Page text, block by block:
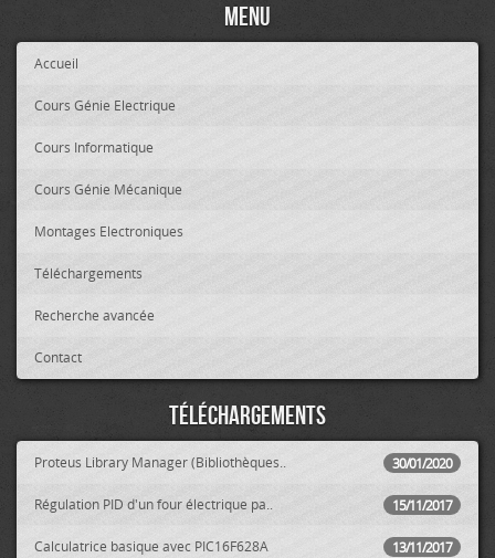
Menu
Accueil
Cours Génie Electrique
Cours Informatique
Cours Génie Mécanique
Montages Electroniques
Téléchargements
Recherche avancée
Contact
Téléchargements
30/01/2020
Proteus Library Manager (Bibliothèques..
15/11/2017
Régulation PID d'un four électrique pa..
13/11/2017
Calculatrice basique avec PIC16F628A